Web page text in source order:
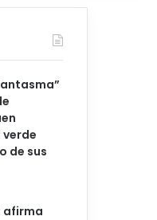
de sus
afirma